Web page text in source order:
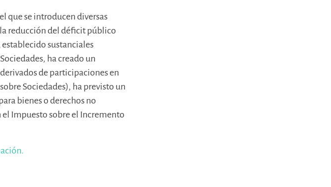
que se introducen diversas
reducción del déficit público
establecido sustanciales
ha creado un
de participaciones en
Sociedades), ha previsto un
bienes o derechos no
Impuesto sobre el Incremento